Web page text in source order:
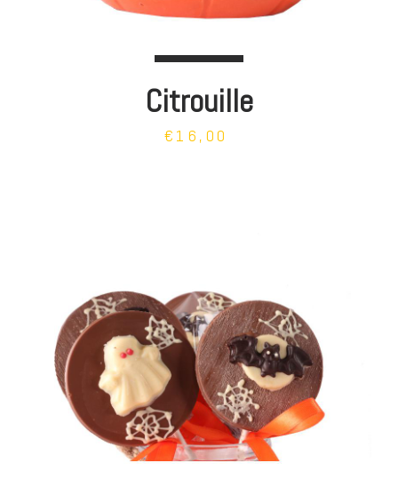
Citrouille
€16,00